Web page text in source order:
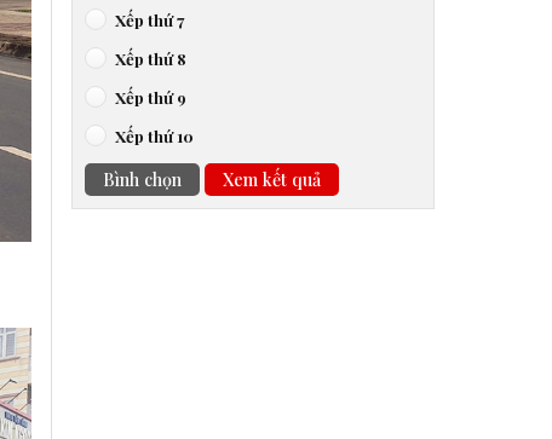
Xếp thứ 7
Xếp thứ 8
Xếp thứ 9
Xếp thứ 10
Bình chọn Xem kết quả